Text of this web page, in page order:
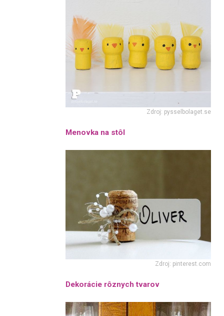
Zdroj: pysselbolaget.se
Menovka na stôl
Zdroj: pinterest.com
Dekorácie rôznych tvarov